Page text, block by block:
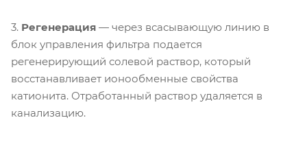
3. Регенерация — через всасывающую линию в
блок управления фильтра подается
регенерирующий солевой раствор, который
восстанавливает ионообменные свойства
катионита. Отработанный раствор удаляется в
канализацию.